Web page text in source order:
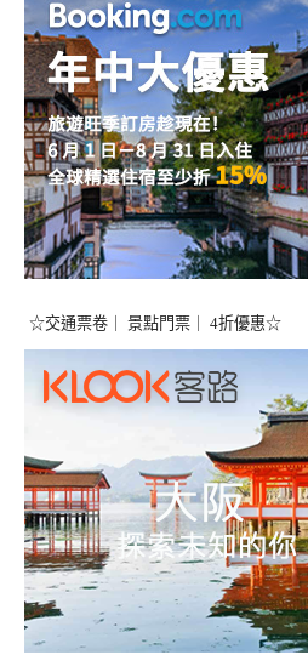
☆交通票卷｜ 景點門票｜ 4折優惠☆